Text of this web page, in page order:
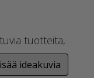
tuotteita,
ideakuvia